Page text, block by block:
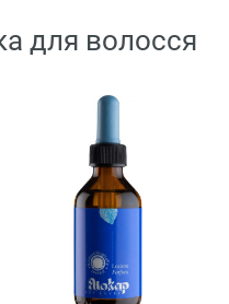
для волосся